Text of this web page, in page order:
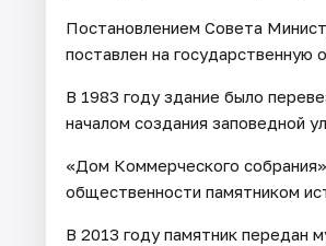
Постановлением Совета
поставлен на государственную
В 1983 году здание было
началом создания заповедной
«Дом Коммерческого
общественности памятником
В 2013 году памятник передан